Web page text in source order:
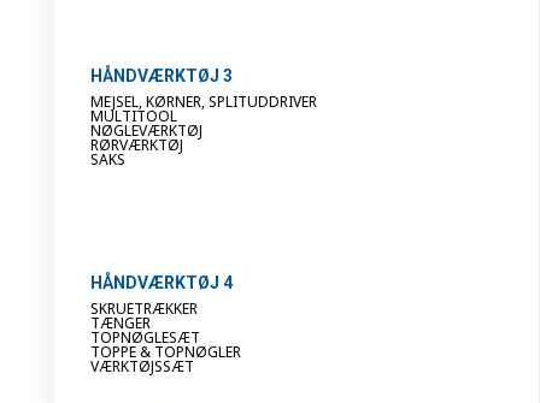
HÅNDVÆRKTØJ 3
MEJSEL, KØRNER, SPLITUDDRIVER
MULTITOOL
NØGLEVÆRKTØJ
RØRVÆRKTØJ
SAKS
HÅNDVÆRKTØJ 4
SKRUETRÆKKER
TÆNGER
TOPNØGLESÆT
TOPPE & TOPNØGLER
VÆRKTØJSSÆT